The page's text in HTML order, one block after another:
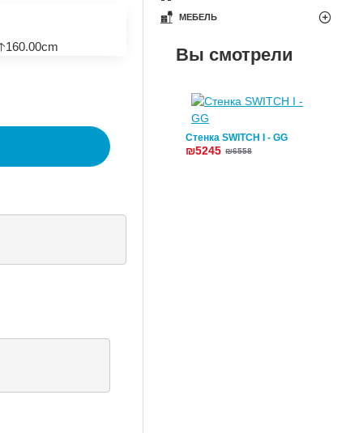
МЕБЕЛЬ
Вы смотрели
Стенка SWITCH I - GG
₪5245 ₪6558